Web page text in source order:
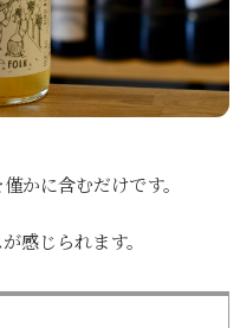
かに含むだけです。
感じられます。